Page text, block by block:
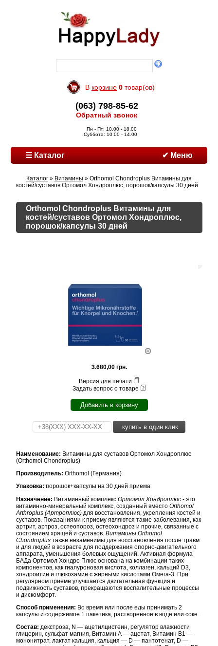
В корзине 0 товар(ов)
(063) 798-85-62
Обратный звонок
Пн - Пт: 10.00 - 18.00
Суббота: 10.00 - 14.00
☰ Каталог ✔ Меню
Каталог» Витамины » Orthomol Chondroplus Витамины для
костей/суставов Ортомол Хондроплюс, порошок/капсулы 30 дней
Orthomol Chondroplus Витамины для
костей/суставов Ортомол Хондроплюс,
порошок/капсулы 30 дней
3.680,00 грн.
Версия для печати
Задать вопрос о товаре
Добавить в корзину
купить в один клик
Наименование: Витамины для суставов Ортомол Хондроплюс
(Orthomol Chondroplus)
Производитель: Orthomol (Германия)
Упаковка: порошок+капсулы на 30 дней приема
Назначение: Витаминный комплекс Ортомол Хондроплюс- это
витаминно-минеральный комплекс, созданный вместо Orthomol
Arthroplus (Артроплюс) для восстановления, укрепления костей и
суставов. Показаниями к приему являются такие заболевания, как
артрит, артроз, остеопороз, остеохондроз и прочие, связанные с
состоянием хрящей и суставов. Витамины Orthomol
Chondroplusтакже незаменимы для восстановления после травм
и для людей в возрасте для поддержания опорно-двигательного
аппарата, уменьшения болевых ощущений. Активная формула
БАДа Ортомол Хондро Плюс основана на комбинации таких
компонентов, как гиалуроновая кислота, коллаген, кальций D3,
хондроитин и глюкозамин с жирными кислотами Омега-3. При
регулярном приеме улучшается двигательная функция и
подвижность суставов, прекращаются воспалительные процессы
и дискомфорт.
Способ применения: Во время или после еды принимать 2
капсулы и содержимое 1 пакетика, растворенное в воде или соке.
Состав: декстроза, N — ацетилцистеин, регулятор влажности
глицерин, сульфат магния, Витамин А — ацетат, Витамин В1 —
мононитрат, лактат кальция, кальция — D — пантотенат, D —